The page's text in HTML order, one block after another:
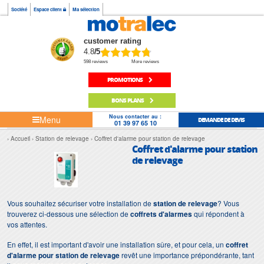
Société Espace client Ma sélection
customer rating
4.8/5
598 reviews More reviews
PROMOTIONS
BONS PLANS
Menu Nous contacter au :
01 39 97 65 10 DEMANDE DE DEVIS
Accueil Station de relevage Coffret d'alarme pour station de relevage
Coffret d'alarme pour station
de relevage
Vous souhaitez sécuriser votre installation destation de relevage? Vous
trouverez ci-dessous une sélection decoffrets d'alarmesqui répondent à
vos attentes.
En effet, il est important d'avoir une installation sûre, et pour cela, un coffret
d'alarme pour station de relevagerevêt une importance prépondérante, tant